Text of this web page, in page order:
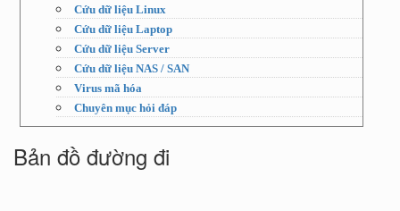
Cứu dữ liệu Linux
Cứu dữ liệu Laptop
Cứu dữ liệu Server
Cứu dữ liệu NAS / SAN
Virus mã hóa
Chuyên mục hỏi đáp
Bản đồ đường đi